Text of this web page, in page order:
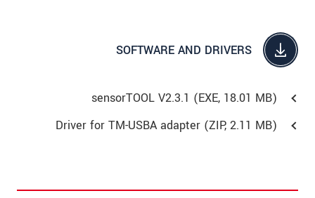
SOFTWARE AND DRIVERS
sensorTOOL V2.3.1 (EXE, 18.01 MB)
Driver for TM-USBA adapter (ZIP, 2.11 MB)